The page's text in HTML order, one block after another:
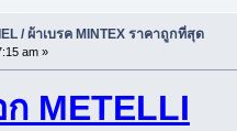
/ ผ้าเบรค MINTEX ราคาถูกที่สุด
am »
METELLI